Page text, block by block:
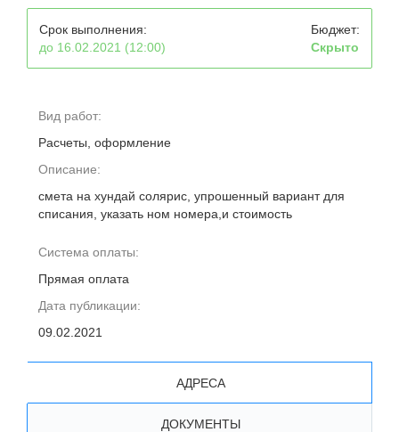
Срок выполнения:
до 16.02.2021 (12:00)
Бюджет:
Скрыто
Вид работ:
Расчеты, оформление
Описание:
смета на хундай солярис, упрошенный вариант для
списания, указать ном номера,и стоимость
Система оплаты:
Прямая оплата
Дата публикации:
09.02.2021
АДРЕСА
ДОКУМЕНТЫ